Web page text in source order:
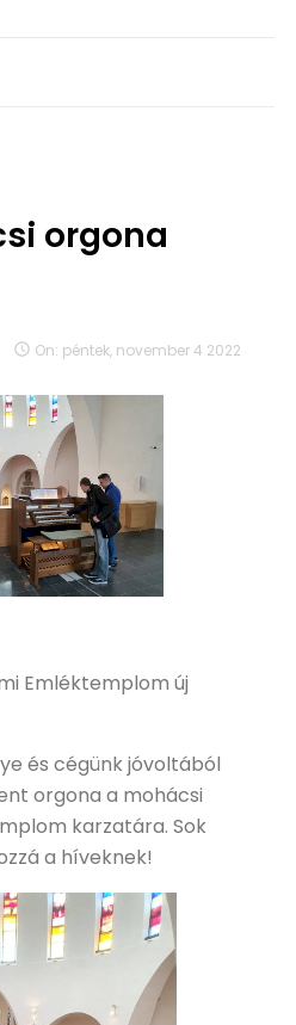
orgona
 On: péntek, november4 2022
Emléktemplom új
és cégünk jóvoltából
orgona a mohácsi
karzatára. Sok
a híveknek!